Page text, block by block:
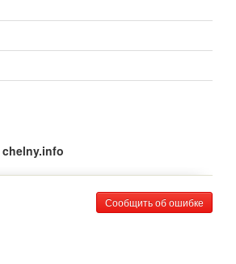
chelny.info
Сообщить об ошибке